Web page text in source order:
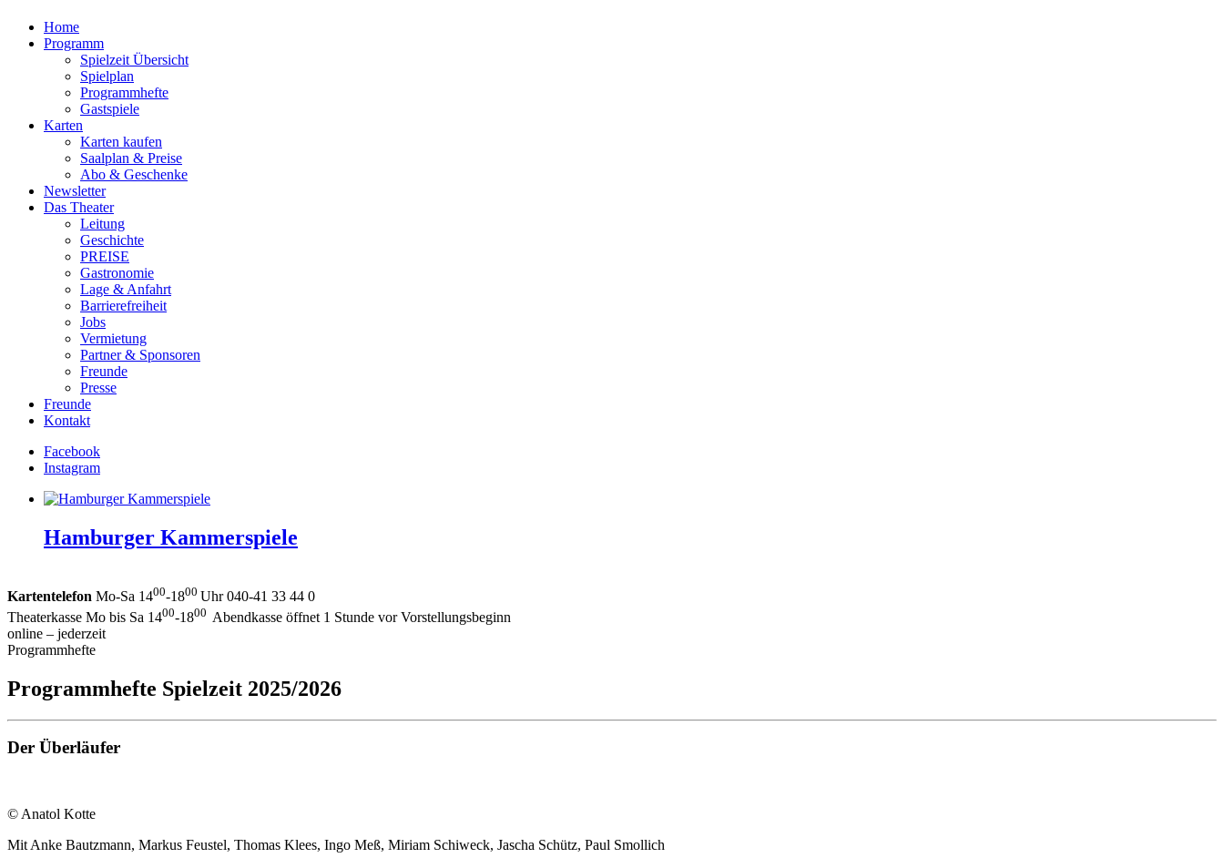
Home
Programm
Spielzeit Übersicht
Spielplan
Programmhefte
Gastspiele
Karten
Karten kaufen
Saalplan & Preise
Abo & Geschenke
Newsletter
Das Theater
Leitung
Geschichte
PREISE
Gastronomie
Lage & Anfahrt
Barrierefreiheit
Jobs
Vermietung
Partner & Sponsoren
Freunde
Presse
Freunde
Kontakt
Facebook
Instagram
Hamburger Kammerspiele
Kartentelefon Mo-Sa 1400-1800 Uhr 040-41 33 44 0
Theaterkasse Mo bis Sa 1400-1800 Abendkasse öffnet 1 Stunde vor Vorstellungsbeginn
online – jederzeit
Programmhefte
Programmhefte Spielzeit 2025/2026
Der Überläufer
© Anatol Kotte
Mit Anke Bautzmann, Markus Feustel, Thomas Klees, Ingo Meß, Miriam Schiweck, Jascha Schütz, Paul Smollich